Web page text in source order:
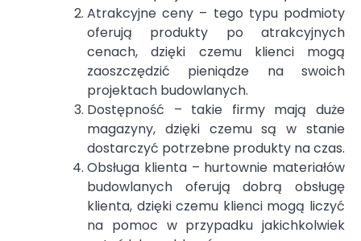
Atrakcyjne ceny – tego typu podmioty
oferują produkty po atrakcyjnych
cenach, dzięki czemu klienci mogą
zaoszczędzić pieniądze na swoich
projektach budowlanych.
Dostępność – takie firmy mają duże
magazyny, dzięki czemu są w stanie
dostarczyć potrzebne produkty na czas.
Obsługa klienta – hurtownie materiałów
budowlanych oferują dobrą obsługę
klienta, dzięki czemu klienci mogą liczyć
na pomoc w przypadku jakichkolwiek